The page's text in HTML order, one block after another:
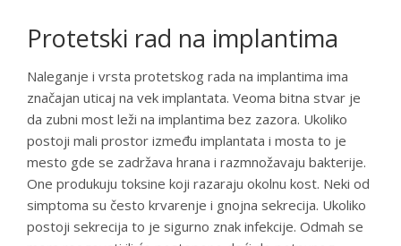
Protetski rad na implantima
Naleganje i vrsta protetskog rada na implantima ima
značajan uticaj na vek implantata. Veoma bitna stvar je
da zubni most leži na implantima bez zazora. Ukoliko
postoji mali prostor između implantata i mosta to je
mesto gde se zadržava hrana i razmnožavaju bakterije.
One produkuju toksine koji razaraju okolnu kost. Neki od
simptoma su često krvarenje i gnojna sekrecija. Ukoliko
postoji sekrecija to je sigurno znak infekcije. Odmah se